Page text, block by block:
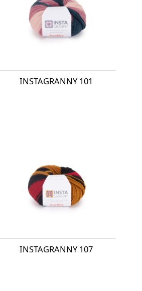
INSTAGRANNY 101
INSTAGRANNY 107